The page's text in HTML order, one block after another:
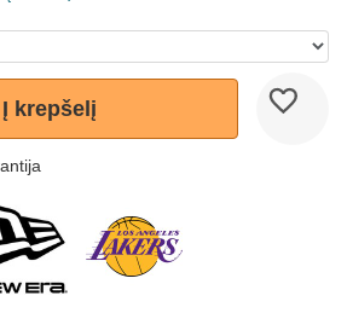
Į krepšelį